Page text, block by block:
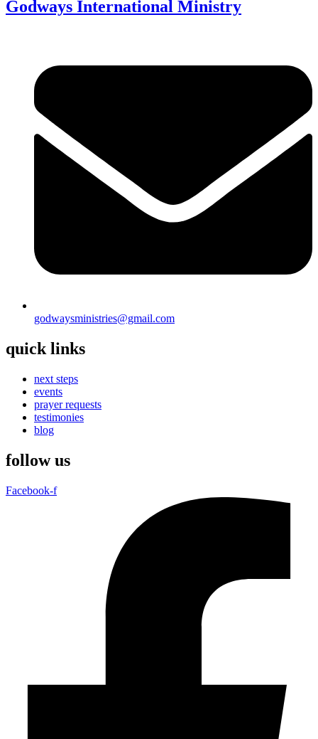
Godways International Ministry
godwaysministries@gmail.com
quick links
next steps
events
prayer requests
testimonies
blog
follow us
Facebook-f